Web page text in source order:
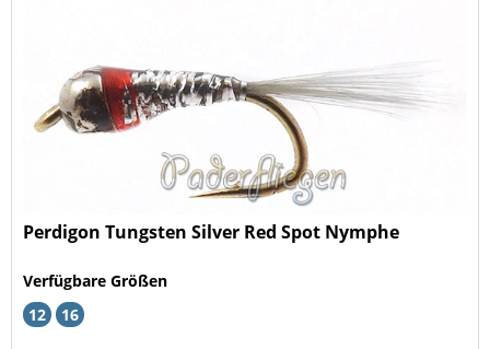
Perdigon Tungsten Silver Red Spot Nymphe
Verfügbare Größen
12
16